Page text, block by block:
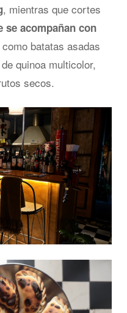
, mientras que cortes
se acompañan con
como batatas asadas
quinoa multicolor,
secos.